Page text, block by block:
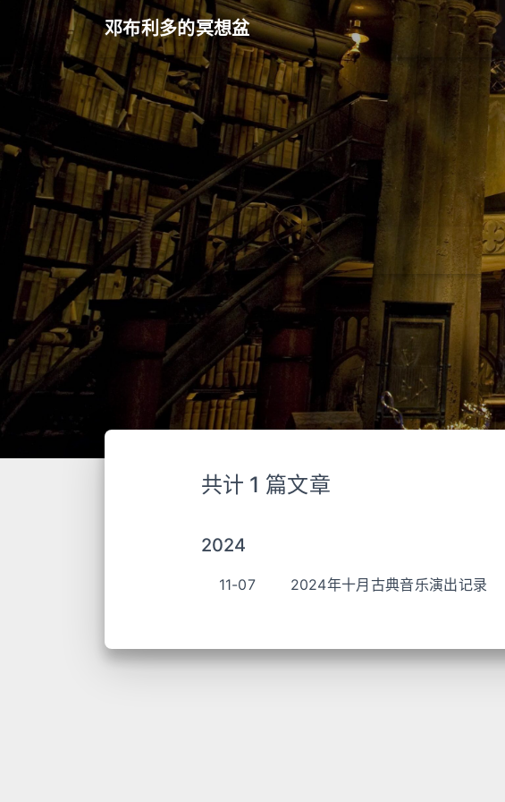
邓布利多的冥想盆
共计 1 篇文章
2024
11-07 2024年十月古典音乐演出记录